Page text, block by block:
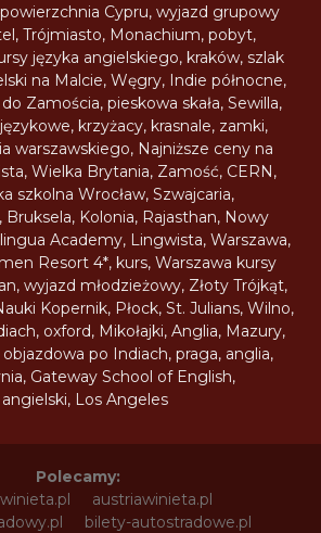
powierzchnia Cypru,wyjazd grupowy
,Trójmiasto, Monachium,pobyt,
języka angielskiego, kraków,szlak
na Malcie,Węgry, Indie północne,
Zamościa,pieskowa skała,Sewilla,
, krzyżacy, krasnale, zamki,
warszawskiego, Najniższe ceny na
,Wielka Brytania, Zamość, CERN,
szkolna Wrocław,Szwajcaria,
, Bruksela, Kolonia, Rajasthan, Nowy
Academy, Lingwista,Warszawa,
Resort 4*, kurs,Warszawa kursy
,wyjazd młodzieżowy, Złoty Trójkąt,
Kopernik, Płock,St. Julians,Wilno,
, oxford, Mikołajki,Anglia, Mazury,
po Indiach,praga, anglia,
, Gateway School of English,
angielski, Los Angeles
Polecamy:
austriawinieta.pl
bilety-autostradowe.pl